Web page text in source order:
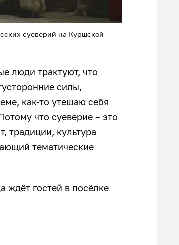
суеверий на Куршской
люди трактуют, что
силы,
как-то утешаю себя
что суеверие – это
традиции, культура
тематические
ждёт гостей в посёлке